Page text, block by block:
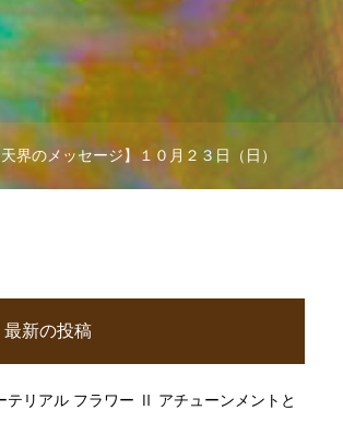
のメッセージ】１０月２３日（日）
最新の投稿
テリアル フラワー Ⅱ アチューンメントと